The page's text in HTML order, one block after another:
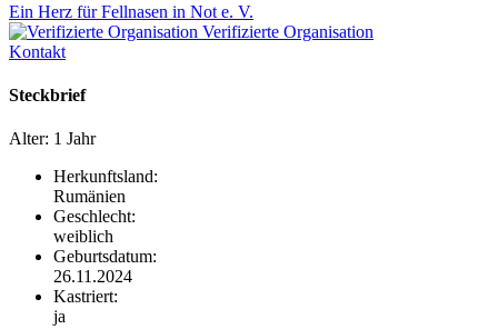
Ein Herz für Fellnasen in Not e. V.
Verifizierte Organisation
Kontakt
Steckbrief
Alter: 1 Jahr
Herkunftsland:
Rumänien
Geschlecht:
weiblich
Geburtsdatum:
26.11.2024
Kastriert:
ja